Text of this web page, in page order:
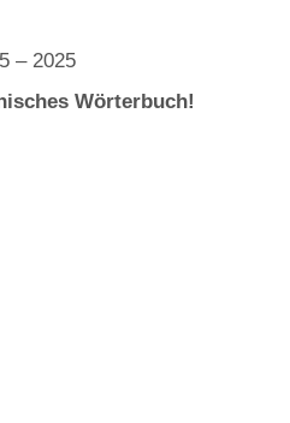
– 2025
Wörterbuch!